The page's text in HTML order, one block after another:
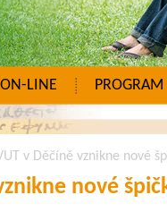
ON-LINE PROGRAM
v Děčíně vznikne nové
nové